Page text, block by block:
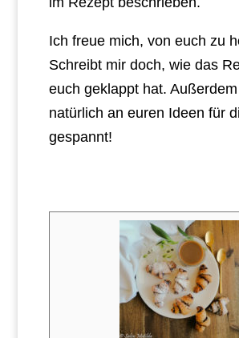
Ich freue mich, von euch zu
Schreibt mir doch, wie das
euch geklappt hat.
natürlich an euren Ideen für
gespannt!